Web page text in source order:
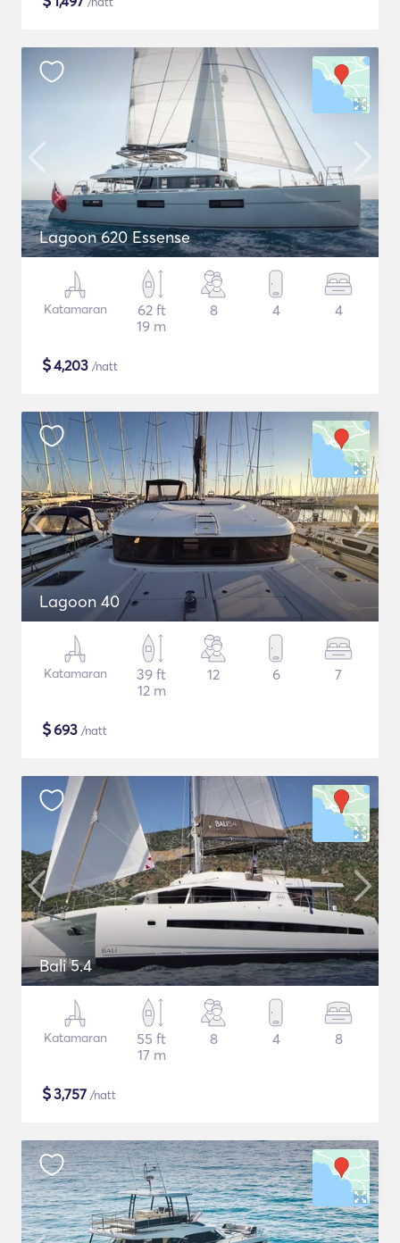
Lagoon 620 Essense
Katamaran
62 ft
19 m
8 4 4
$4,203 /natt
Lagoon 40
Katamaran
39 ft
12 m
12 6 7
$693 /natt
Bali 5.4
Katamaran
55 ft
17 m
8 4 8
$3,757 /natt